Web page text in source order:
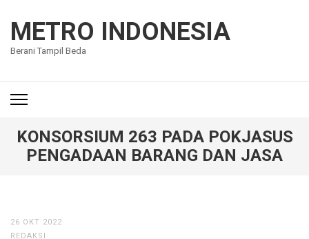
konten
(Tekan
METRO INDONESIA
Berani Tampil Beda
KONSORSIUM 263 PADA POKJASUS
PENGADAAN BARANG DAN JASA
26 OKT 2022
REDAKSI